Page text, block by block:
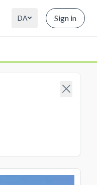
DA Sign in